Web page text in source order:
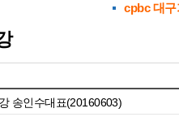
cpbc 대구
송인수대표(20160603)